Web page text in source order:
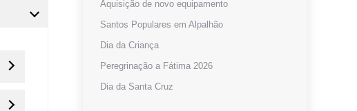
Aquisição de novo equipamento
Santos Populares em Alpalhão
Dia da Criança
Peregrinação a Fátima 2026
Dia da Santa Cruz